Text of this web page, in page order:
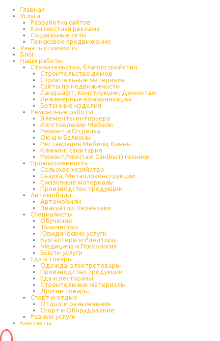
содержимому
Главная
Услуги
Разработка сайтов
Контекстная реклама
Социальные сети
Поисковое продвижение
Узнать стоимость
Блог
Наши работы
Строительство, благоустройство
Строительство домов
Строительные материалы
Сайты по недвижимости
Ландшафт, Конструкции, Демонтаж
Инженерные коммуникации
Бетонные изделия
Ремонтные работы
Элементы интерьера
Изготовление Мебели
Ремонт и Отделка
Окна и Балконы
Реставрация Мебели, Ванны
Клининг, санитария
Ремонт/Монтаж Сан(Быт)техники
Промышленность
Cельское хозяйство
Сварка, Металлоконструкции
Cмазочные материалы
Производство продукции
Автомобили
Автомобили
Эвакуатор, перевозки
Специалисты
Обучение
Творчество
Юридические услуги
Бухгалтеры и Риелторы
Медицина и Психология
Бьюти услуги
Еда и товары
Одежда, электротовары
Производство продукции
Еда и рестораны
Строительные материалы
Другие товары
Спорт и отдых
Отдых и развлечения
Спорт и Оборудование
Разные услуги
Контакты